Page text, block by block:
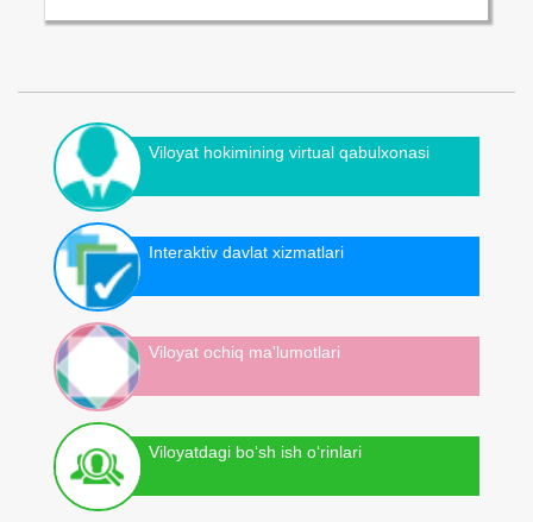
Viloyat hokimining virtual qabulxonasi
Interaktiv davlat xizmatlari
Viloyat ochiq ma'lumotlari
Viloyatdagi bo‘sh ish o‘rinlari